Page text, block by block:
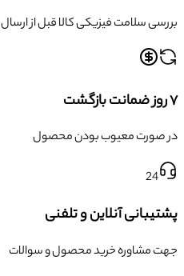
بررسی سلامت فیزیکی کالا قبل از ارسال
۷ روز ضمانت بازگشت
در صورت معیوب بودن محصول
24
پشتیبانی آنلاین و تلفنی
جهت مشاوره خرید محصول و سوالات